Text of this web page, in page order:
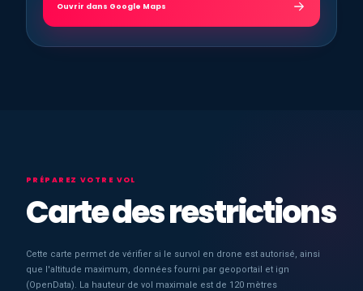
Ouvrir dans Google Maps
PRÉPAREZ VOTRE VOL
Carte des restrictions
Cette carte permet de vérifier si le survol en drone est autorisé, ainsi
que l'altitude maximum, données fourni par geoportail et ign
(OpenData). La hauteur de vol maximale est de 120 mètres